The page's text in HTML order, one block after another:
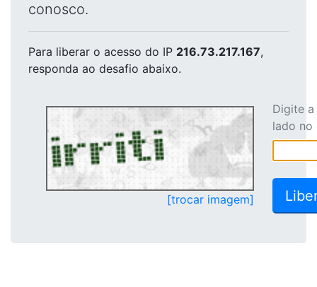
conosco.
Para liberar o acesso do IP 216.73.217.167,
responda ao desafio abaixo.
[trocar imagem]
Digite
lado no